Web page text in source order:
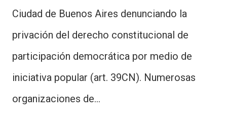
Ciudad de Buenos Aires denunciando la
privación del derecho constitucional de
participación democrática por medio de
iniciativa popular (art. 39CN). Numerosas
organizaciones de…